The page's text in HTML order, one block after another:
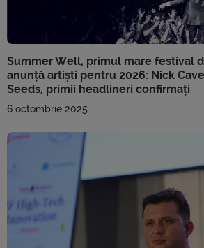
Summer Well, primul mare festival
anunță artiști pentru 2026: Nick
Seeds, primii headlineri confirmați
6 octombrie 2025